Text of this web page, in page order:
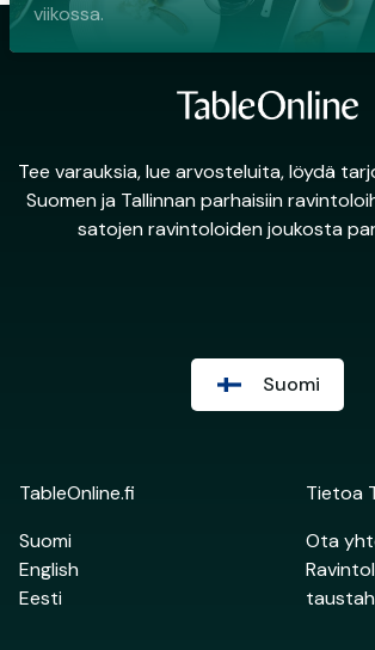
viikossa.
Tee varauksia, lue arvosteluita, löydä
Suomen ja Tallinnan parhaisiin
satojen ravintoloiden joukosta
Suomi
TableOnline.fi
Suomi
English
Eesti
Tietoa
Ota